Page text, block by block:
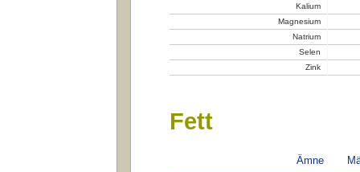
Kalium
Magnesium
Natrium
Selen
Zink
Fett
Ämne